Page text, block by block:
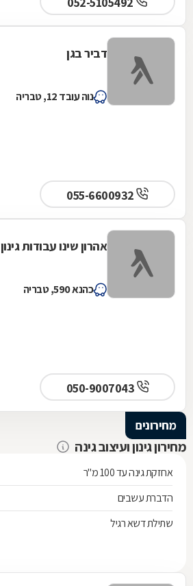
דביר בגן
נוה עובד 12, טבריה
אהרון שינו עבודות גינון
כהנא 590, טבריה
מחירונים
מחירון גינון ועיצוב גינה
אחזקת גינה עד 100 מ"ר
הדברת עשבים
שתילת דשא רגיל